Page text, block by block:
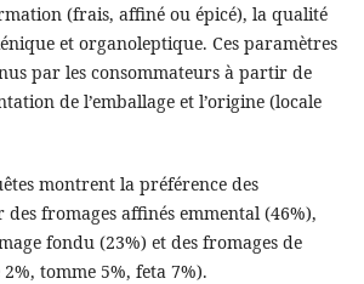
(frais, affiné ou épicé), la qualité
et organoleptique. Ces paramètres
par les consommateurs à partir de
de l’emballage et l’origine (locale
montrent la préférence des
fromages affinés emmental (46%),
fondu (23%) et des fromages de
tomme 5%, feta 7%).